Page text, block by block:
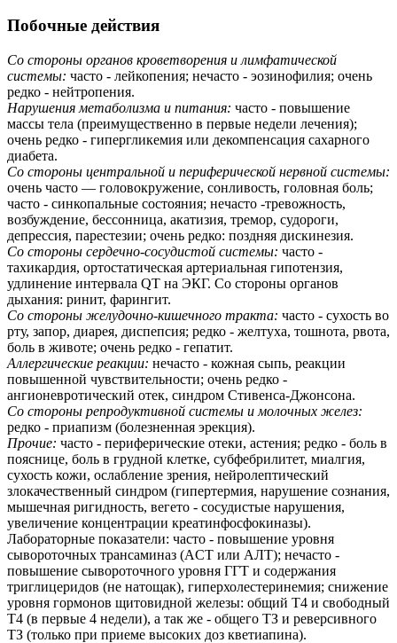
Побочные действия
Со стороны органов кроветворения и лимфатической
системы: часто - лейкопения; нечасто - эозинофилия; очень
редко - нейтропения.
Нарушения метаболизма и питания: часто - повышение
массы тела (преимущественно в первые недели лечения);
очень редко - гипергликемия или декомпенсация сахарного
диабета.
Со стороны центральной и периферической нервной системы:
очень часто — головокружение, сонливость, головная боль;
часто - синкопальные состояния; нечасто -тревожность,
возбуждение, бессонница, акатизия, тремор, судороги,
депрессия, парестезии; очень редко: поздняя дискинезия.
Со стороны сердечно-сосудистой системы: часто -
тахикардия, ортостатическая артериальная гипотензия,
удлинение интервала QT на ЭКГ. Со стороны органов
дыхания: ринит, фарингит.
Со стороны желудочно-кишечного тракта: часто - сухость во
рту, запор, диарея, диспепсия; редко - желтуха, тошнота, рвота,
боль в животе; очень редко - гепатит.
Аллергические реакции: нечасто - кожная сыпь, реакции
повышенной чувствительности; очень редко -
ангионевротический отек, синдром Стивенса-Джонсона.
Со стороны репродуктивной системы и молочных желез:
редко - приапизм (болезненная эрекция).
Прочие: часто - периферические отеки, астения; редко - боль в
пояснице, боль в грудной клетке, субфебрилитет, миалгия,
сухость кожи, ослабление зрения, нейролептический
злокачественный синдром (гипертермия, нарушение сознания,
мышечная ригидность, вегето - сосудистые нарушения,
увеличение концентрации креатинфосфокиназы).
Лабораторные показатели: часто - повышение уровня
сывороточных трансаминаз (ACT или AЛT); нечасто -
повышение сывороточного уровня ГГТ и содержания
триглицеридов (не натощак), гиперхолестеринемия; снижение
уровня гормонов щитовидной железы: общий Т4 и свободный
Т4 (в первые 4 недели), а так же - общего ТЗ и реверсивного
ТЗ (только при приеме высоких доз кветиапина).